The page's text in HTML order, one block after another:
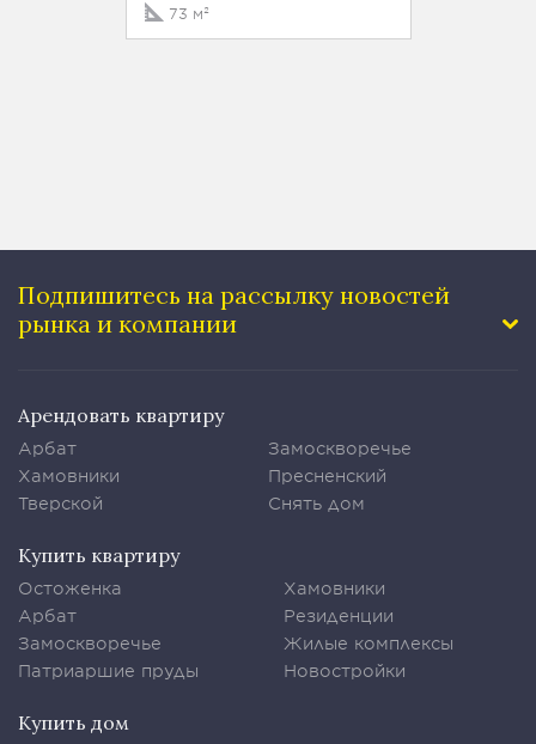
73 м²
Подпишитесь на рассылку новостей
рынка и компании
Арендовать квартиру
Арбат
Хамовники
Тверской
Замоскворечье
Пресненский
Снять дом
Купить квартиру
Остоженка
Арбат
Замоскворечье
Патриаршие пруды
Хамовники
Резиденции
Жилые комплексы
Новостройки
Купить дом